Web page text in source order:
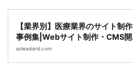
【業界別】医療業界のサイト制作
事例集|Webサイト制作・CMS開
発｜LeadGrid
goleadgrid.com